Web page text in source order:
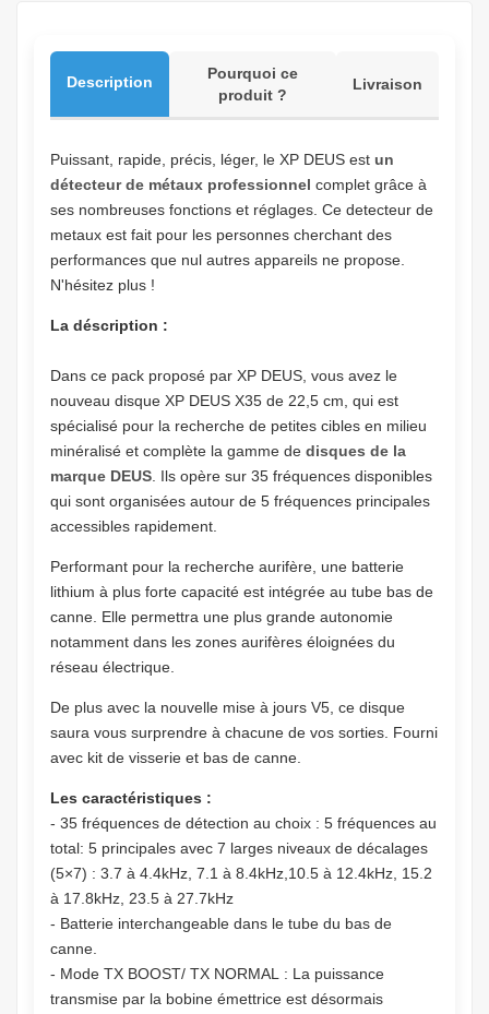
Description
Pourquoi ce
produit ?
Livraison
Puissant, rapide, précis, léger, le XP DEUS est un
détecteur de métaux professionnel complet grâce à
ses nombreuses fonctions et réglages. Ce detecteur de
metaux est fait pour les personnes cherchant des
performances que nul autres appareils ne propose.
N'hésitez plus !
La déscription :
Dans ce pack proposé par XP DEUS, vous avez le
nouveau disque XP DEUS X35 de 22,5 cm, qui est
spécialisé pour la recherche de petites cibles en milieu
minéralisé et complète la gamme de disques de la
marque DEUS . Ils opère sur 35 fréquences disponibles
qui sont organisées autour de 5 fréquences principales
accessibles rapidement.
Performant pour la recherche aurifère, une batterie
lithium à plus forte capacité est intégrée au tube bas de
canne. Elle permettra une plus grande autonomie
notamment dans les zones aurifères éloignées du
réseau électrique.
De plus avec la nouvelle mise à jours V5, ce disque
saura vous surprendre à chacune de vos sorties. Fourni
avec kit de visserie et bas de canne.
Les caractéristiques :
- 35 fréquences de détection au choix : 5 fréquences au
total: 5 principales avec 7 larges niveaux de décalages
(5×7) : 3.7 à 4.4kHz, 7.1 à 8.4kHz,10.5 à 12.4kHz, 15.2
à 17.8kHz, 23.5 à 27.7kHz
- Batterie interchangeable dans le tube du bas de
canne.
- Mode TX BOOST/ TX NORMAL : La puissance
transmise par la bobine émettrice est désormais